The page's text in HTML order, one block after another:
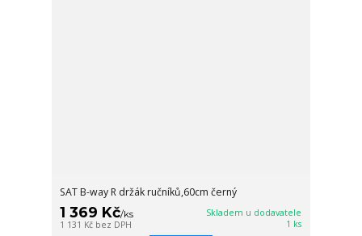
SAT B-way R držák ručníků,60cm černý
1 369 Kč/ks
1 131 Kč bez DPH
Skladem u dodavatele
1 ks